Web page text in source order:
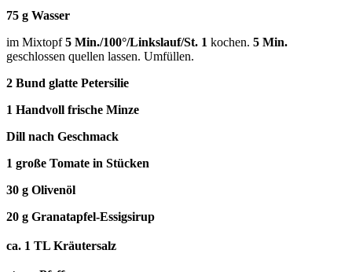
75 g Wasser
im Mixtopf5 Min./100°/Linkslauf/St. 1 kochen. 5 Min.
geschlossen quellen lassen. Umfüllen.
2 Bund glatte Petersilie
1 Handvoll frische Minze
Dill nach Geschmack
1 große Tomate in Stücken
30 g Olivenöl
20 g Granatapfel-Essigsirup
ca. 1 TL Kräutersalz